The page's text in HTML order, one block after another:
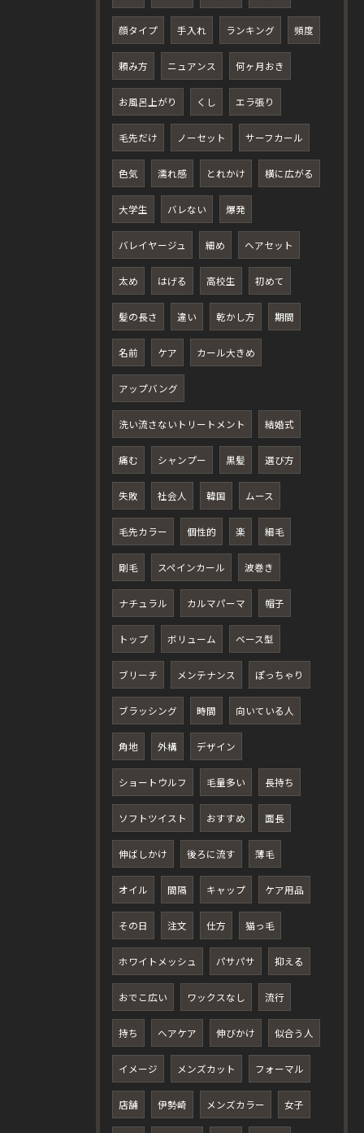
顔タイプ 手入れ ランキング 頻度
頼み方 ニュアンス 何ヶ月おき
お風呂上がり くし エラ張り
毛先だけ ノーセット サーフカール
色気 濡れ感 とれかけ 横に広がる
大学生 バレない 爆発
バレイヤージュ 細め ヘアセット
太め はげる 高校生 初めて
髪の長さ 違い 乾かし方 期間
名前 ケア カール大きめ
アップバング
洗い流さないトリートメント 結婚式
痛む シャンプー 黒髪 選び方
失敗 社会人 韓国 ムース
毛先カラー 個性的 楽 細毛
剛毛 スペインカール 波巻き
ナチュラル カルマパーマ 帽子
トップ ボリューム ベース型
ブリーチ メンテナンス ぽっちゃり
ブラッシング 時間 向いている人
角地 外構 デザイン
ショートウルフ 毛量多い 長持ち
ソフトツイスト おすすめ 面長
伸ばしかけ 後ろに流す 薄毛
オイル 間隔 キャップ ケア用品
その日 注文 仕方 猫っ毛
ホワイトメッシュ パサパサ 抑える
おでこ広い ワックスなし 流行
持ち ヘアケア 伸びかけ 似合う人
イメージ メンズカット フォーマル
店舗 伊勢崎 メンズカラー 女子